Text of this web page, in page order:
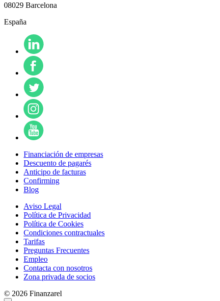
08029 Barcelona
España
Financiación de empresas
Descuento de pagarés
Anticipo de facturas
Confirming
Blog
Aviso Legal
Política de Privacidad
Política de Cookies
Condiciones contractuales
Tarifas
Preguntas Frecuentes
Empleo
Contacta con nosotros
Zona privada de socios
© 2026 Finanzarel